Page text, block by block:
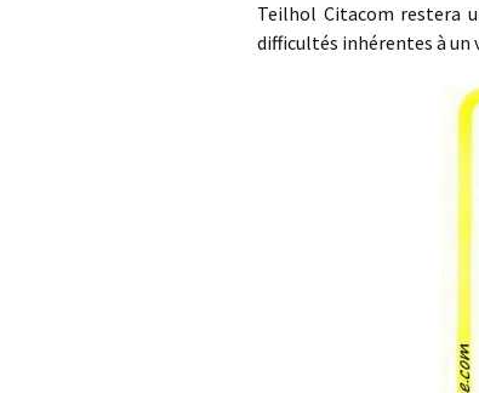
Teilhol Citacom restera
difficultés inhérentes à